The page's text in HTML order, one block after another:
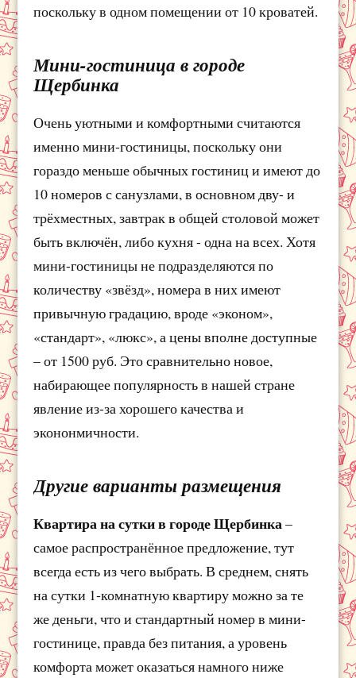
поскольку в одном помещении от 10 кроватей.
Мини-гостиница в городе
Щербинка
Очень уютными и комфортными считаются
именно мини-гостиницы, поскольку они
гораздо меньше обычных гостиниц и имеют до
10 номеров с санузлами, в основном дву- и
трёхместных, завтрак в общей столовой может
быть включён, либо кухня - одна на всех. Хотя
мини-гостиницы не подразделяются по
количеству «звёзд», номера в них имеют
привычную градацию, вроде «эконом»,
«стандарт», «люкс», а цены вполне доступные
– от 1500 руб. Это сравнительно новое,
набирающее популярность в нашей стране
явление из-за хорошего качества и
экононмичности.
Другие варианты размещения
Квартира на сутки в городе Щербинка–
самое распространённое предложение, тут
всегда есть из чего выбрать. В среднем, снять
на сутки 1-комнатную квартиру можно за те
же деньги, что и стандартный номер в мини-
гостинице, правда без питания, а уровень
комфорта может оказаться намного ниже